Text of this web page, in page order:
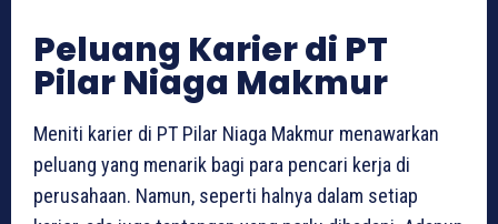
Peluang Karier di PT
Pilar Niaga Makmur
Meniti karier di PT Pilar Niaga Makmur menawarkan
peluang yang menarik bagi para pencari kerja di
perusahaan. Namun, seperti halnya dalam setiap